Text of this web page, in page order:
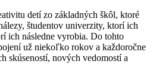
detí zo základných škôl, ktoré
študentov univerzity, ktorí ich
ich následne vyrobia. Do tohto
už niekoľko rokov a každoročne
skúseností, nových vedomostí a